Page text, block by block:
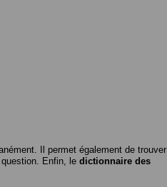
Il permet également de trouver
Enfin, le dictionnaire des